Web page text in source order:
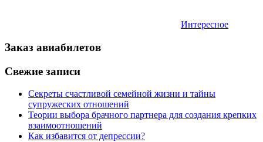
Интересное
Заказ авиабилетов
Свежие записи
Секреты счастливой семейной жизни и тайны
супружеских отношений
Теории выбора брачного партнера для создания крепких
взаимоотношений
Как избавится от депрессии?